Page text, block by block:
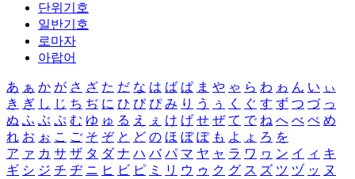
단위기호
일반기호
로마자
아랍어
あ ぁ か が さ ざ た だ な は ば ぱ ま や ゃ ら わ ゎ ん い ぃ
き ぎ し じ ち ぢ に ひ び ぴ み り う ぅ く ぐ す ず つ づ っ
ぬ ふ ぶ ぷ む ゆ ゅ る え ぇ け げ せ ぜ て で ね へ べ ぺ め
れ お ぉ こ ご そ ぞ と ど の ほ ぼ ぽ も よ ょ ろ を
ア ァ カ サ ザ タ ダ ナ ハ バ パ マ ヤ ャ ラ ワ ヮ ン イ ィ キ
ギ シ ジ チ ヂ ニ ヒ ビ ピ ミ リ ウ ゥ ク グ ス ズ ツ ヅ ッ ヌ